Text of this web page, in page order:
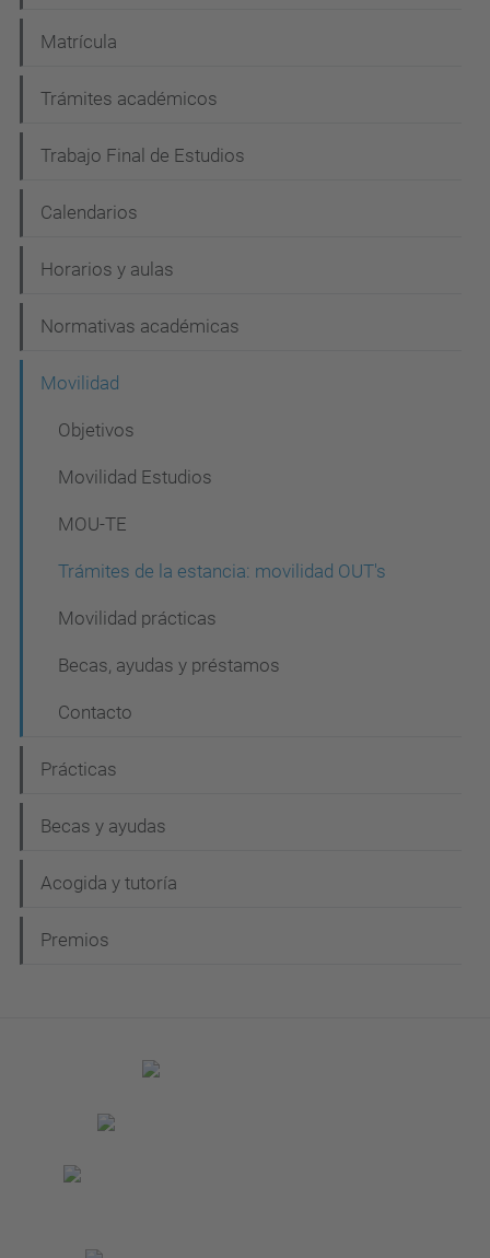
i
ó
Matrícula
Trámites académicos
Trabajo Final de Estudios
Calendarios
Horarios y aulas
Normativas académicas
Movilidad
Objetivos
Movilidad Estudios
MOU-TE
Trámites de la estancia: movilidad OUT's
Movilidad prácticas
Becas, ayudas y préstamos
Contacto
Prácticas
Becas y ayudas
Acogida y tutoría
Premios